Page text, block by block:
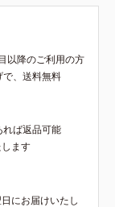
以降のご利用の方
、送料無料
ば返品可能
ます
にお届けいたし